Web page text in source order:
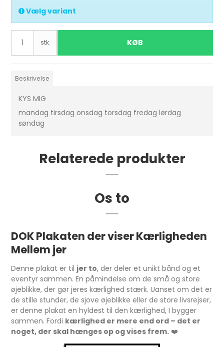
Vælg variant
stk. KØB
Beskrivelse
KYS MIG
mandag tirsdag onsdag torsdag fredag lørdag
søndag
Relaterede produkter
Os to
DOK Plakaten der viser Kærligheden
Mellem jer
Denne plakat er til jer to, der deler et unikt bånd og et
eventyr sammen. En påmindelse om de små og store
øjeblikke, der gør jeres kærlighed stærk. Uanset om det er
de stille stunder, de sjove øjeblikke eller de store livsrejser,
er denne plakat en hyldest til den kærlighed, I bygger
sammen. Fordi kærlighed er mere end ord – det er
noget, der skal hænges op og vises frem. ❤️